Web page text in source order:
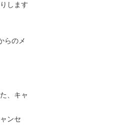
します
らのメ
、キャ
ンセ